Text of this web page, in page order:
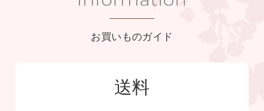
お買いものガイド
送料